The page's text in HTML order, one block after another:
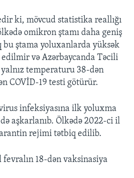
ki, mövcud statistika reallığı
omikron ştamı daha geniş
bu ştama yoluxanlarda yüksək
və Azərbaycanda Təcili
temperaturu 38-dən
COVİD-19 testi götürür.
infeksiyasına ilk yoluxma
aşkarlanıb. Ölkədə 2022-ci il
rejimi tətbiq edilib.
fevralın 18-dən vaksinasiya